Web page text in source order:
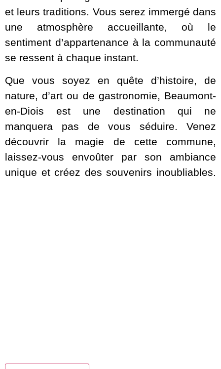
et leurs traditions. Vous serez immergé dans
une atmosphère accueillante, où le
sentiment d’appartenance à la communauté
se ressent à chaque instant.
Que vous soyez en quête d’histoire, de
nature, d’art ou de gastronomie, Beaumont-
en-Diois est une destination qui ne
manquera pas de vous séduire. Venez
découvrir la magie de cette commune,
laissez-vous envoûter par son ambiance
unique et créez des souvenirs inoubliables.